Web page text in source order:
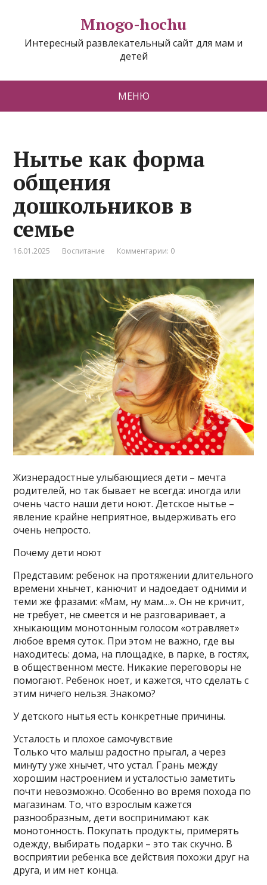
Mnogo-hochu
Интересный развлекательный сайт для мам и
детей
МЕНЮ
Нытье как форма
общения
дошкольников в
семье
16.01.2025 Воспитание Комментарии: 0
Жизнерадостные улыбающиеся дети – мечта
родителей, но так бывает не всегда: иногда или
очень часто наши дети ноют. Детское нытье –
явление крайне неприятное, выдерживать его
очень непросто.
Почему дети ноют
Представим: ребенок на протяжении длительного
времени хнычет, канючит и надоедает одними и
теми же фразами: «Мам, ну мам…». Он не кричит,
не требует, не смеется и не разговаривает, а
хныкающим монотонным голосом «отравляет»
любое время суток. При этом не важно, где вы
находитесь: дома, на площадке, в парке, в гостях,
в общественном месте. Никакие переговоры не
помогают. Ребенок ноет, и кажется, что сделать с
этим ничего нельзя. Знакомо?
У детского нытья есть конкретные причины.
Усталость и плохое самочувствие
Только что малыш радостно прыгал, а через
минуту уже хнычет, что устал. Грань между
хорошим настроением и усталостью заметить
почти невозможно. Особенно во время похода по
магазинам. То, что взрослым кажется
разнообразным, дети воспринимают как
монотонность. Покупать продукты, примерять
одежду, выбирать подарки – это так скучно. В
восприятии ребенка все действия похожи друг на
друга, и им нет конца.